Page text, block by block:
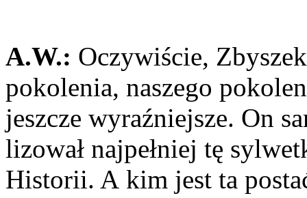
A.W.: Oczywiście,
po­kolenia, naszego
jeszcze wyraźniejsze. On
lizował najpełniej tę
Historii. A kim jest ta